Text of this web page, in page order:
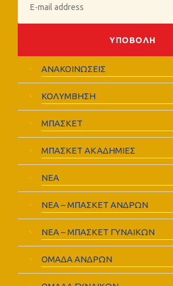
ΑΝΑΚΟΙΝΩΣΕΙΣ
ΚΟΛΥΜΒΗΣΗ
ΜΠΑΣΚΕΤ
ΜΠΑΣΚΕΤ ΑΚΑΔΗΜΙΕΣ
ΝΕΑ
ΝΕΑ – ΜΠΑΣΚΕΤ ΑΝΔΡΩΝ
ΝΕΑ – ΜΠΑΣΚΕΤ ΓΥΝΑΙΚΩΝ
ΟΜΑΔΑ ΑΝΔΡΩΝ